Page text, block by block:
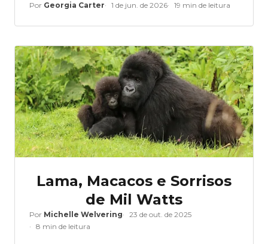
Por Georgia Carter 1 de jun. de 2026 19 min de leitura
Lama, Macacos e Sorrisos
de Mil Watts
Por Michelle Welvering
23 de out. de 2025
8 min de leitura